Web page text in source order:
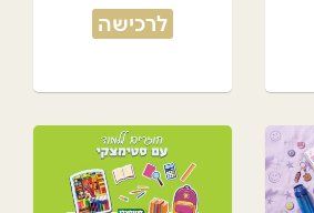
לרכישה